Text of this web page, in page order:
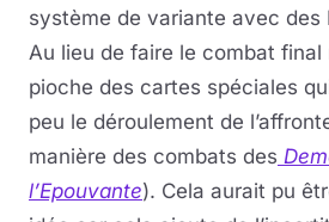
système de variante avec des
Au lieu de faire le combat final
pioche des cartes spéciales
peu le déroulement de
manière des combats des
l’Epouvante). Cela aurait pu